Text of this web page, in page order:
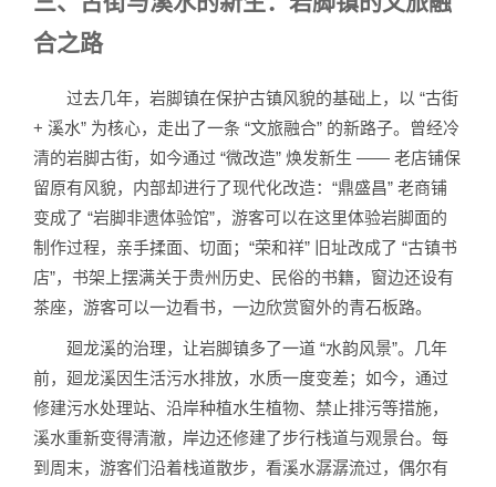
合之路
过去几年，岩脚镇在保护古镇风貌的基础上，以 “古街
+ 溪水” 为核心，走出了一条 “文旅融合” 的新路子。曾经冷
清的岩脚古街，如今通过 “微改造” 焕发新生 —— 老店铺保
留原有风貌，内部却进行了现代化改造：“鼎盛昌” 老商铺
变成了 “岩脚非遗体验馆”，游客可以在这里体验岩脚面的
制作过程，亲手揉面、切面；“荣和祥” 旧址改成了 “古镇书
店”，书架上摆满关于贵州历史、民俗的书籍，窗边还设有
茶座，游客可以一边看书，一边欣赏窗外的青石板路。
廻龙溪的治理，让岩脚镇多了一道 “水韵风景”。几年
前，廻龙溪因生活污水排放，水质一度变差；如今，通过
修建污水处理站、沿岸种植水生植物、禁止排污等措施，
溪水重新变得清澈，岸边还修建了步行栈道与观景台。每
到周末，游客们沿着栈道散步，看溪水潺潺流过，偶尔有